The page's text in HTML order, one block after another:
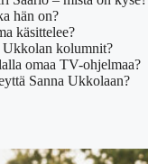
hän on?
käsittelee?
Ukkolan kolumnit?
omaa TV-ohjelmaa?
Sanna Ukkolaan?